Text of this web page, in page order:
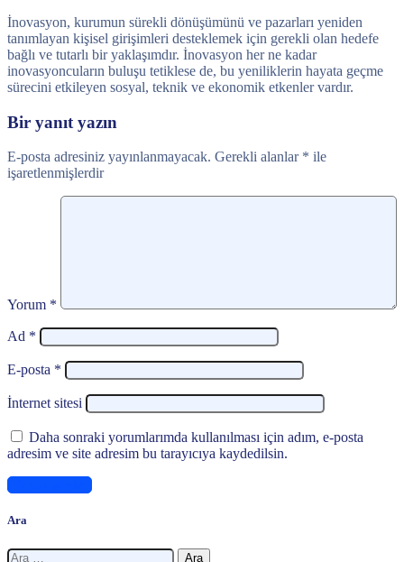
İnovasyon, kurumun sürekli dönüşümünü ve pazarları yeniden
tanımlayan kişisel girişimleri desteklemek için gerekli olan hedefe
bağlı ve tutarlı bir yaklaşımdır. İnovasyon her ne kadar
inovasyoncuların buluşu tetiklese de, bu yeniliklerin hayata geçme
sürecini etkileyen sosyal, teknik ve ekonomik etkenler vardır.
Bir yanıt yazın
E-posta adresiniz yayınlanmayacak. Gerekli alanlar * ile
işaretlenmişlerdir
Yorum *
Ad *
E-posta *
İnternet sitesi
Daha sonraki yorumlarımda kullanılması için adım, e-posta
adresim ve site adresim bu tarayıcıya kaydedilsin.
Ara
Arama: